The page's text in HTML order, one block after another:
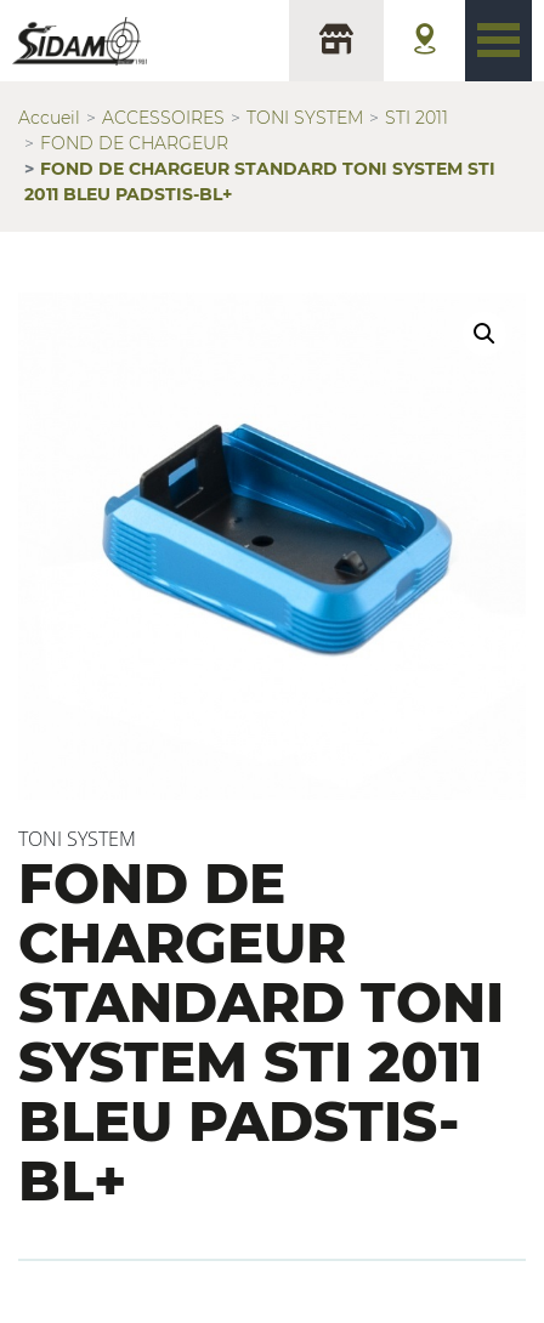
Accueil ACCESSOIRES TONI SYSTEM
STI 2011
FOND DE CHARGEUR
FOND DE CHARGEUR STANDARD TONI SYSTEM STI
2011 BLEU PADSTIS-BL+
TONI SYSTEM
FOND DE
CHARGEUR
STANDARD TONI
SYSTEM STI 2011
BLEU PADSTIS-
BL+